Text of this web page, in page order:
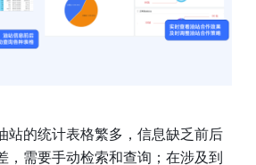
站的统计表格繁多，信息缺乏前后
，需要手动检索和查询；在涉及到